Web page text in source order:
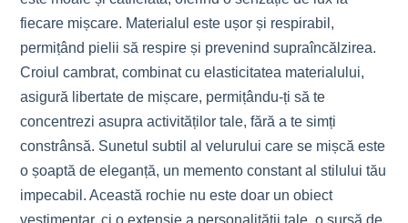
fiecare mișcare. Materialul este ușor și respirabil,
permițând pielii să respire și prevenind supraîncălzirea.
Croiul cambrat, combinat cu elasticitatea materialului,
asigură libertate de mișcare, permițându-ți să te
concentrezi asupra activităților tale, fără a te simți
constrânsă. Sunetul subtil al velurului care se mișcă este
o șoaptă de eleganță, un memento constant al stilului tău
impecabil. Această rochie nu este doar un obiect
vestimentar, ci o extensie a personalității tale, o sursă de